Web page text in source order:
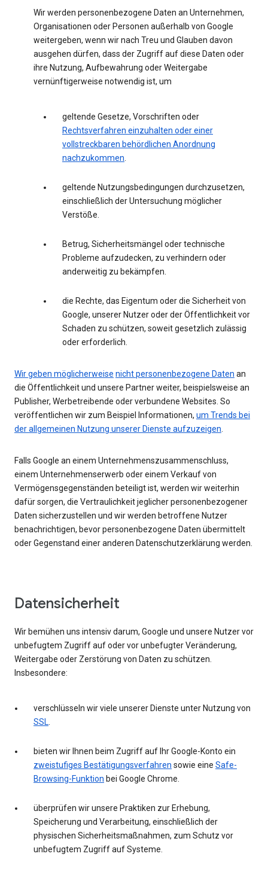
Wir werden personenbezogene Daten an Unternehmen,
Organisationen oder Personen außerhalb von Google
weitergeben, wenn wir nach Treu und Glauben davon
ausgehen dürfen, dass der Zugriff auf diese Daten oder
ihre Nutzung, Aufbewahrung oder Weitergabe
vernünftigerweise notwendig ist, um
geltende Gesetze, Vorschriften oder
Rechtsverfahren einzuhalten oder einer
vollstreckbaren behördlichen Anordnung
nachzukommen.
geltende Nutzungsbedingungen durchzusetzen,
einschließlich der Untersuchung möglicher
Verstöße.
Betrug, Sicherheitsmängel oder technische
Probleme aufzudecken, zu verhindern oder
anderweitig zu bekämpfen.
die Rechte, das Eigentum oder die Sicherheit von
Google, unserer Nutzer oder der Öffentlichkeit vor
Schaden zu schützen, soweit gesetzlich zulässig
oder erforderlich.
Wir geben möglicherweise nicht personenbezogene Daten an
die Öffentlichkeit und unsere Partner weiter, beispielsweise an
Publisher, Werbetreibende oder verbundene Websites. So
veröffentlichen wir zum Beispiel Informationen, um Trends bei
der allgemeinen Nutzung unserer Dienste aufzuzeigen.
Falls Google an einem Unternehmenszusammenschluss,
einem Unternehmenserwerb oder einem Verkauf von
Vermögensgegenständen beteiligt ist, werden wir weiterhin
dafür sorgen, die Vertraulichkeit jeglicher personenbezogener
Daten sicherzustellen und wir werden betroffene Nutzer
benachrichtigen, bevor personenbezogene Daten übermittelt
oder Gegenstand einer anderen Datenschutzerklärung werden.
Datensicherheit
Wir bemühen uns intensiv darum, Google und unsere Nutzer vor
unbefugtem Zugriff auf oder vor unbefugter Veränderung,
Weitergabe oder Zerstörung von Daten zu schützen.
Insbesondere:
verschlüsseln wir viele unserer Dienste unter Nutzung von
SSL.
bieten wir Ihnen beim Zugriff auf Ihr Google-Konto ein
zweistufiges Bestätigungsverfahren sowie eine Safe-
Browsing-Funktion bei Google Chrome.
überprüfen wir unsere Praktiken zur Erhebung,
Speicherung und Verarbeitung, einschließlich der
physischen Sicherheitsmaßnahmen, zum Schutz vor
unbefugtem Zugriff auf Systeme.